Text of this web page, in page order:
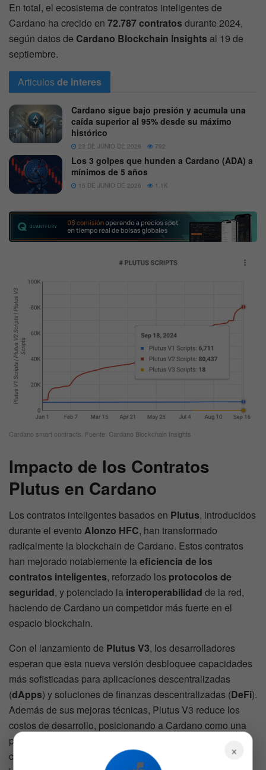
En total, el ecosistema de contratos inteligentes de
Cardano ha crecido en 72.787 contratos durante 2024,
según datos de Cardano Blockchain Insights al 19 de
septiembre.
Articulosde interes
Cardano sigue bajo presión y acumula una
caída superior al 95% desde su máximo
histórico
23 DE JUNIO DE 2026 792
Los 3 golpes que hunden a Cardano (ADA) a
mínimos de 5 años
15 DE JUNIO DE 2026 1.1K
Cardano smart contracts. Fuente: Cardano Blockchain Insights
Impacto de los Contratos
Plutus en Cardano
Los contratos inteligentes basados en Plutus, introducidos
durante el evento Alonzo HFC, han transformado
radicalmente la blockchain de Cardano. Estos contratos
han mejorado notablemente laeficiencia de los
contratos inteligentes, reforzado los protocolos de
seguridad, y potenciado la interoperabilidad de la red,
haciendo de Cardano un competidor más fuerte en el
espacio blockchain.
Con el lanzamiento de Plutus V3, los desarrolladores
esperan que esta nueva versión desbloquee capacidades
más sofisticadas para aplicaciones descentralizadas
(dApps) y soluciones de finanzas descentralizadas (DeFi).
Además de sus mejoras técnicas, Plutus V3 reduce los
costos de desarrollo, posicionando a Cardano como una
plataforma preferida para los innovadores que buscan
construir soluciones avanzadas en el ecosistema
×